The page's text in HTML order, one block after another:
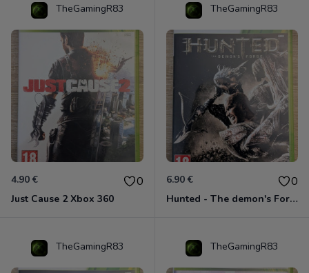
TheGamingR83
4.90 € 0
Just Cause 2 Xbox 360
TheGamingR83
6.90 € 0
Hunted - The demon's Forge Xbox 360 (Complet CIB)
TheGamingR83 TheGamingR83